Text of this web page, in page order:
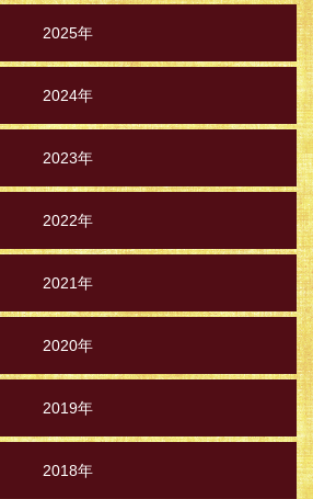
2025年
2024年
2023年
2022年
2021年
2020年
2019年
2018年